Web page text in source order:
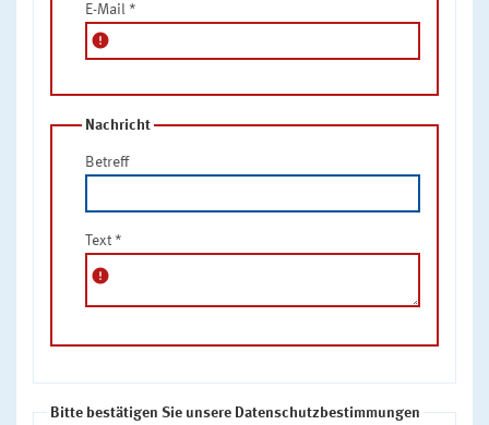
E-Mail *
error
Nachricht
Betreff
Text *
error
Bitte bestätigen Sie unsere Datenschutzbestimmungen